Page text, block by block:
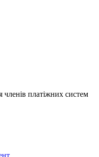
членів платіжних систем